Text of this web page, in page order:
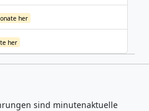
her
her
sind minutenaktuelle